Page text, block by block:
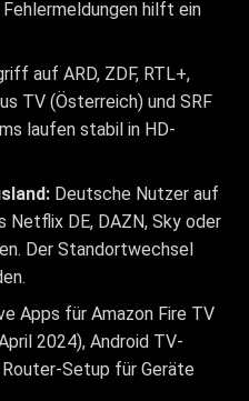
hilft ein
auf ARD, ZDF, RTL+,
TV (Österreich) und SRF
laufen stabil in HD-
Deutsche Nutzer auf
Netflix DE, DAZN, Sky oder
Der Standortwechsel
Apps für Amazon Fire TV
2024), Android TV-
Setup für Geräte